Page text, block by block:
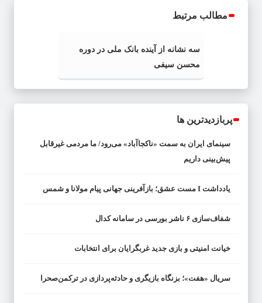
مطالب مرتبط
سه نشانه از آینده بانک ملی در دوره
محسن سیفی
پربازدیدترین ها
سینمای ایران به سمت «ناکجاآباد» می‌رود/ ما مردمی غیرقابل
پیش‌بینی داریم
یادداشت I مست عشق؛ بازآفرینی جهانی پیام مولانا و شمس
شفاف‌سازی ۶ ناشر بورسی در سامانه کدال
خیانت امنیتی و بازی جدید غربگرایان برای انتخابات
سریال «هفت»؛ بزنگاه بازیگری و حادثه‌پردازی در ترکمن‌صحرا